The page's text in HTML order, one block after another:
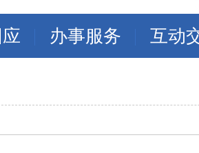
办事服务 互动